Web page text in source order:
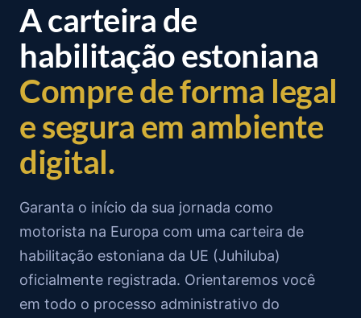
A carteira de
habilitação estoniana
Compre de forma legal
e segura em ambiente
digital.
Garanta o início da sua jornada como
motorista na Europa com uma carteira de
habilitação estoniana da UE (Juhiluba)
oficialmente registrada. Orientaremos você
em todo o processo administrativo do